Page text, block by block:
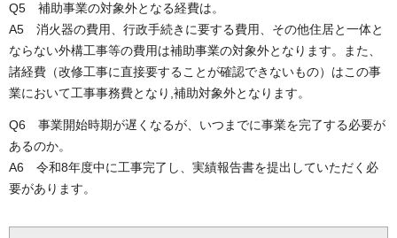
Q5 補助事業の対象外となる経費は。
A5 消火器の費用、行政手続きに要する費用、その他住居と一体と
ならない外構工事等の費用は補助事業の対象外となります。また、
諸経費（改修工事に直接要することが確認できないもの）はこの事
業において工事事務費となり,補助対象外となります。
Q6 事業開始時期が遅くなるが、いつまでに事業を完了する必要が
あるのか。
A6 令和8年度中に工事完了し、実績報告書を提出していただく必
要があります。